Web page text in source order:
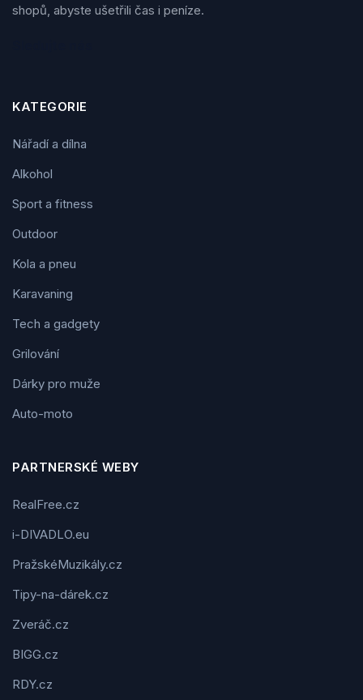
shopů, abyste ušetřili čas i peníze.
KATEGORIE
Nářadí a dílna
Alkohol
Sport a fitness
Outdoor
Kola a pneu
Karavaning
Tech a gadgety
Grilování
Dárky pro muže
Auto-moto
PARTNERSKÉ WEBY
RealFree.cz
i-DIVADLO.eu
PražskéMuzikály.cz
Tipy-na-dárek.cz
Zveráč.cz
BIGG.cz
RDY.cz